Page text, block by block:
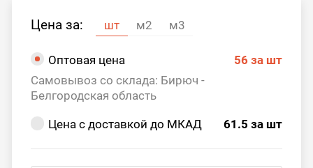
Цена за: шт м2 м3
Оптовая цена 56 за шт
Самовывоз со склада: Бирюч -
Белгородская область
Цена с доставкой до МКАД 61.5 за шт